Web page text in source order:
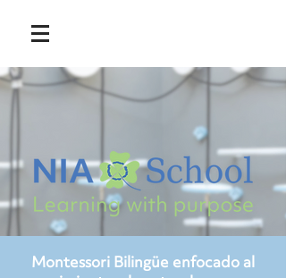
Montessori Bilingüe enfocado al